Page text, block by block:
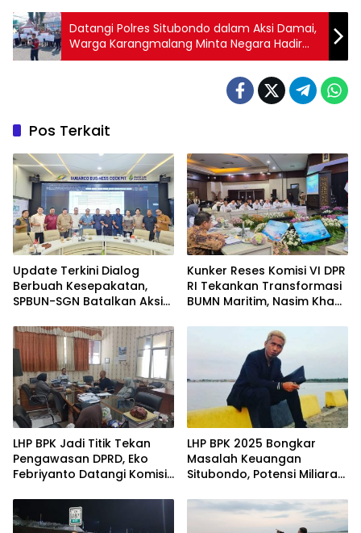
Datangi Polres Situbondo dalam Aksi Damai,
Warga Karangmalang Minta Negara Hadir
Beri Perlindungan
Pos Terkait
Update Terkini Dialog
Berbuah Kesepakatan,
SPBUN-SGN Batalkan Aksi
Penuhi Sejumlah Aspirasi
Kunker Reses Komisi VI DPR
RI Tekankan Transformasi
BUMN Maritim, Nasim Khan
Laut
LHP BPK Jadi Titik Tekan
Pengawasan DPRD, Eko
Febriyanto Datangi Komisi
Berpijak pada Dokumen
Resmi Negara
LHP BPK 2025 Bongkar
Masalah Keuangan
Situbondo, Potensi Miliaran
Terkelola